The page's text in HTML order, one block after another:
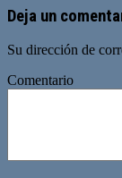
Deja un
Su dirección de
Comentario